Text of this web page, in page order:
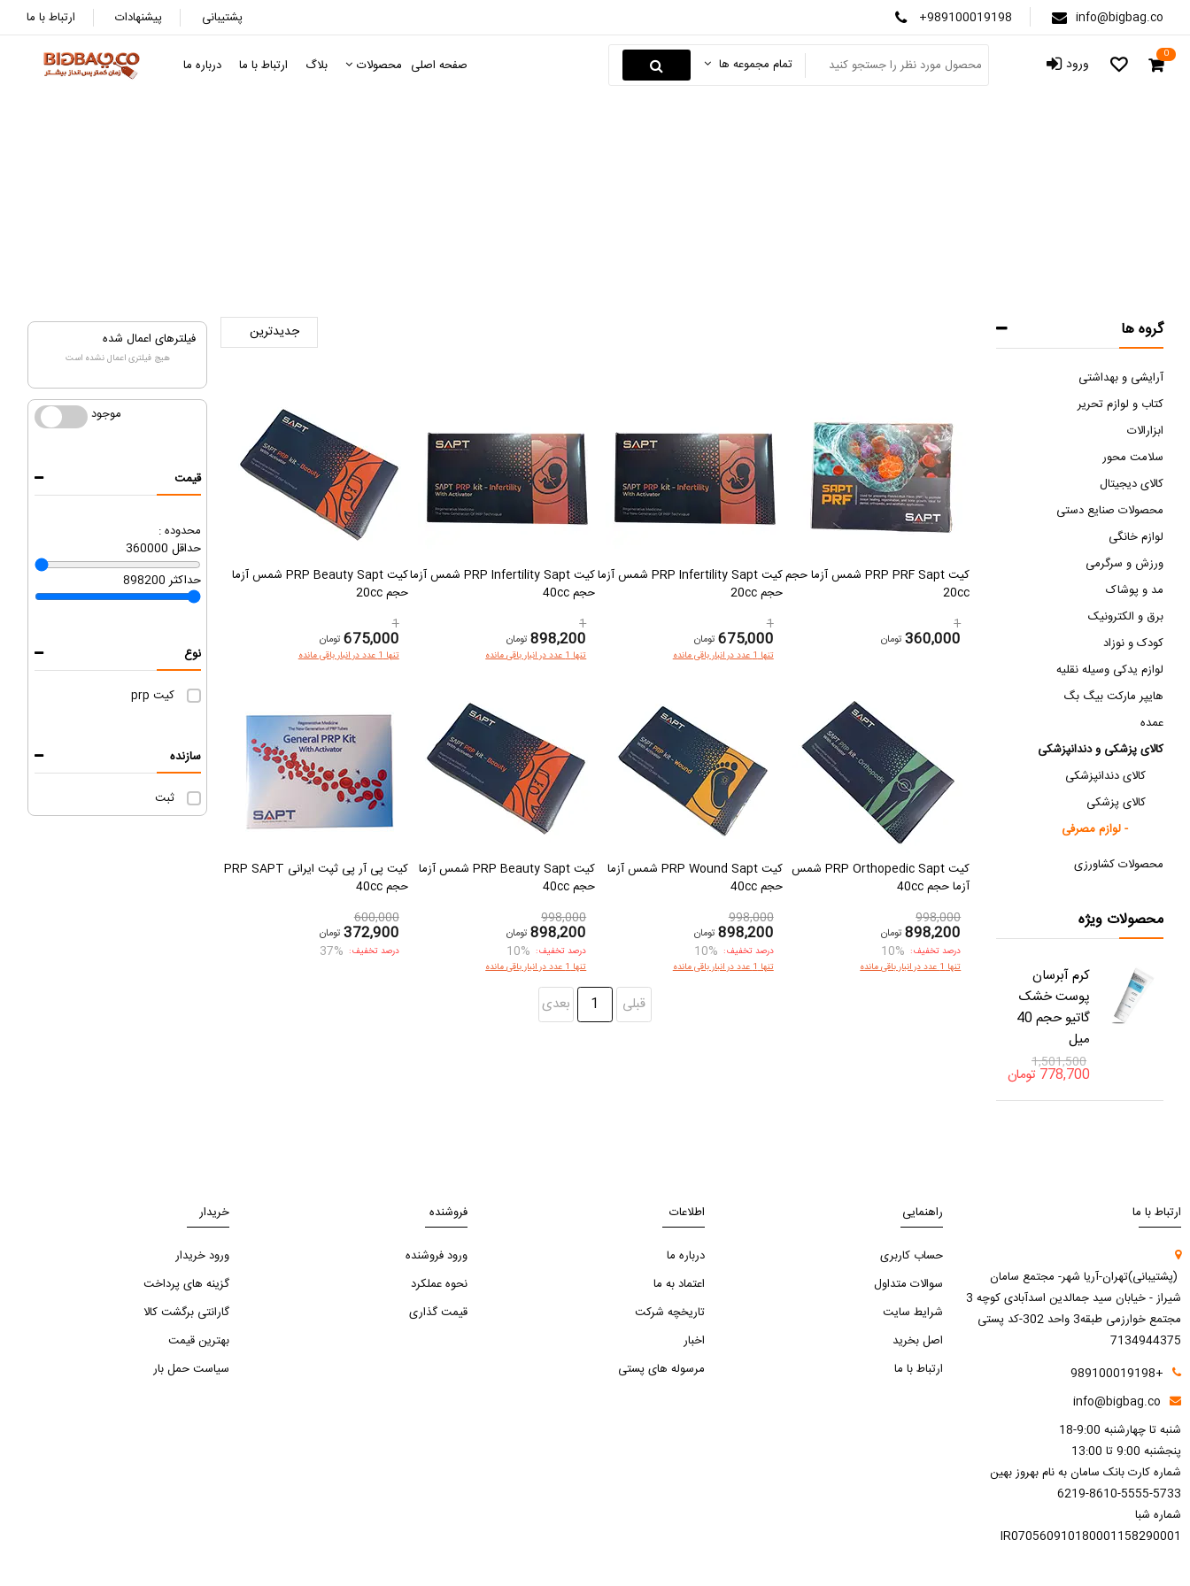
ارتباط با ما پیشنهادات پشتیبانی +989100019198 info@bigbag.co
صفحه اصلی محصولات بلاگ ارتباط با ما درباره ما تمام مجموعه ها ورود 0
فیلترهای اعمال شده
هیچ فیلتری اعمال نشده است
موجود موجود
قیمت
محدوده :
360000 حداقل
898200 حداکثر
نوع
کیت prp
سازنده
ثبت
کیت PRP PRF Sapt شمس آزما حجم
20cc
1
360,000 تومان
کیت PRP Infertility Sapt شمس آزما
حجم 20cc
1
675,000 تومان
تنها 1 عدد در انبار باقی مانده
کیت PRP Infertility Sapt شمس آزما
حجم 40cc
1
898,200 تومان
تنها 1 عدد در انبار باقی مانده
کیت PRP Beauty Sapt شمس آزما
حجم 20cc
1
675,000 تومان
تنها 1 عدد در انبار باقی مانده
کیت PRP Orthopedic Sapt شمس
آزما حجم 40cc
998,000
898,200 تومان
درصد تخفیف: 10%
تنها 1 عدد در انبار باقی مانده
کیت PRP Wound Sapt شمس آزما
حجم 40cc
998,000
898,200 تومان
درصد تخفیف: 10%
تنها 1 عدد در انبار باقی مانده
کیت PRP Beauty Sapt شمس آزما
حجم 40cc
998,000
898,200 تومان
درصد تخفیف: 10%
تنها 1 عدد در انبار باقی مانده
کیت پی آر پی ثپت ایرانی PRP SAPT
حجم 40cc
600,000
372,900 تومان
درصد تخفیف: 37%
قبلی 1 بعدی
گروه ها
آرایشی و بهداشتی
کتاب و لوازم تحریر
ابزارالات
سلامت محور
کالای دیجیتال
محصولات صنایع دستی
لوازم خانگی
ورزش و سرگرمی
مد و پوشاک
برق و الکترونیک
کودک و نوزاد
لوازم یدکی وسیله نقلیه
هایپر مارکت بیگ بگ
عمده
کالای پزشکی و دندانپزشکی
کالای دندانپزشکی
کالای پزشکی
لوازم مصرفی -
محصولات کشاورزی
محصولات ویژه
کرم آبرسان
پوست خشک
گاتیو حجم 40
میل
1,501,500
778,700 تومان
ارتباط با ما
(پشتیبانی)تهران-آریا شهر- مجتمع سامان
شیراز - خیابان سید جمالدین اسدآبادی کوچه 3
مجتمع خوارزمی طبقه3 واحد 302-کد پستی
7134944375
+989100019198
info@bigbag.co
شنبه تا چهارشنبه 9:00-18
پنجشنبه 9:00 تا 13:00
شماره کارت بانک سامان به نام بهروز بهین
6219-8610-5555-5733
شماره شبا
IR070560910180001158290001
راهنمایی
حساب کاربری
سوالات متداول
شرایط سایت
اصل بخرید
ارتباط با ما
اطلاعات
درباره ما
اعتماد به ما
تاریخچه شرکت
اخبار
مرسوله های پستی
فروشنده
ورود فروشنده
نحوه عملکرد
قیمت گذاری
خریدار
ورود خریدار
گزینه های پرداخت
گارانتی برگشت کالا
بهترین قیمت
سیاست حمل بار